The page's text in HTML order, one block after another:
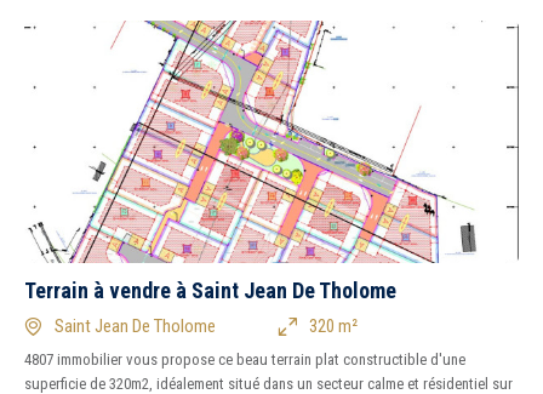
Terrain à vendre à Saint Jean De Tholome
Saint Jean De Tholome 320 m²
4807 immobilier vous propose ce beau terrain plat constructible d'une
superficie de 320m2, idéalement situé dans un secteur calme et résidentiel sur